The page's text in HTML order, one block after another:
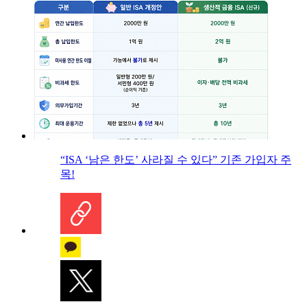
“ISA ‘남은 한도’ 사라질 수 있다” 기존 가입자 주
목!